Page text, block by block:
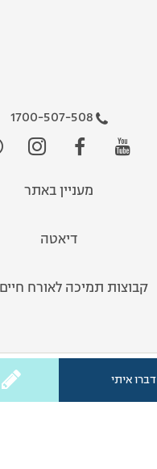
1700-507-508
מעניין באתר
דיאטה
קבוצות תמיכה לאורח
כל הזכויות שמורות לחלי ממן 2026
דברו איתי